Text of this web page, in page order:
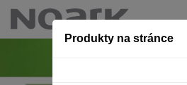
Produkty na stránce